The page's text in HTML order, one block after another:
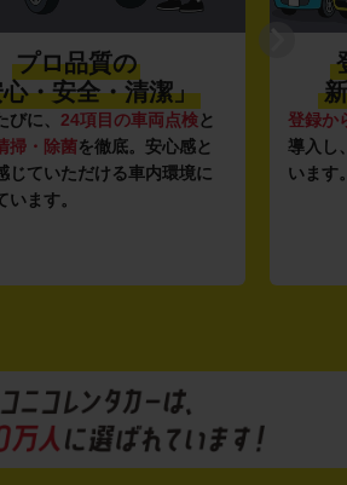
プロ品質の
・安全・清潔」
びに、 24項目の車両点検と
掃・除菌を徹底。安心感と
じていただける車内環境に
います。
登録か
導入し
います